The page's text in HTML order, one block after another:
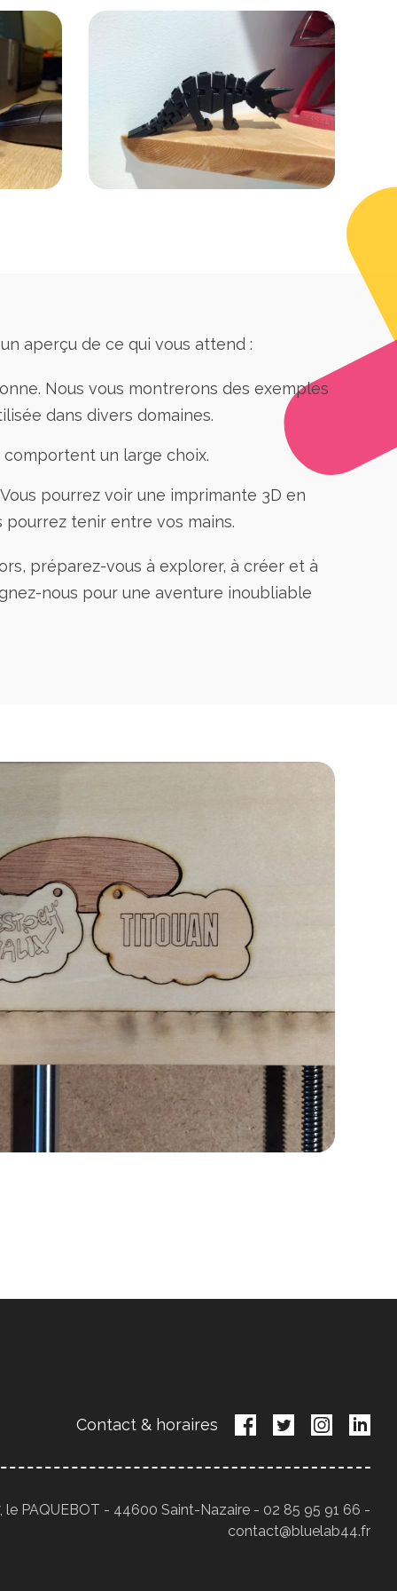
aperçu de ce qui vous attend :
Nous vous montrerons des exemples
dans divers domaines.
un large choix.
pourrez voir une imprimante 3D en
tenir entre vos mains.
préparez-vous à explorer, à créer et à
nous pour une aventure inoubliable
Contact & horaires
le PAQUEBOT - 44600 Saint-Nazaire - 02 85 95 91 66 -
contact@bluelab44.fr